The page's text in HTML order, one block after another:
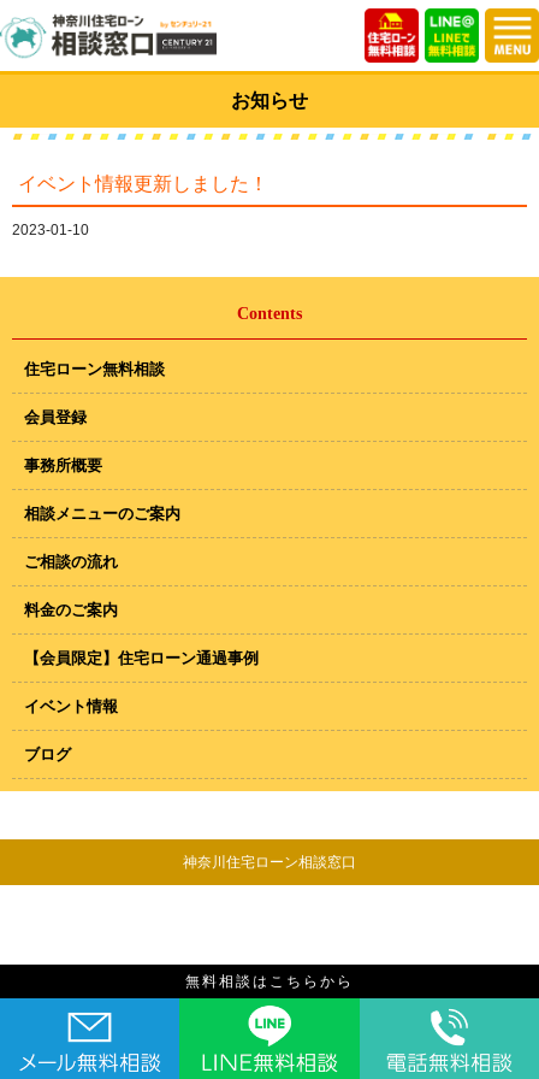
お知らせ
イベント情報更新しました！
2023-01-10
Contents
住宅ローン無料相談
会員登録
事務所概要
相談メニューのご案内
ご相談の流れ
料金のご案内
【会員限定】住宅ローン通過事例
イベント情報
ブログ
神奈川住宅ローン相談窓口
無料相談はこちらから